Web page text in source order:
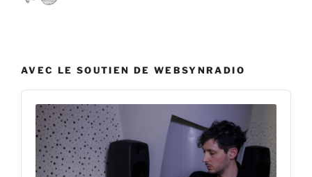
AVEC LE SOUTIEN DE WEBSYNRADIO
Audio
Player